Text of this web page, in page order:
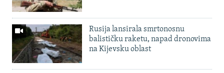
Rusija lansirala smrtonosnu
balističku raketu, napad dronovima
na Kijevsku oblast